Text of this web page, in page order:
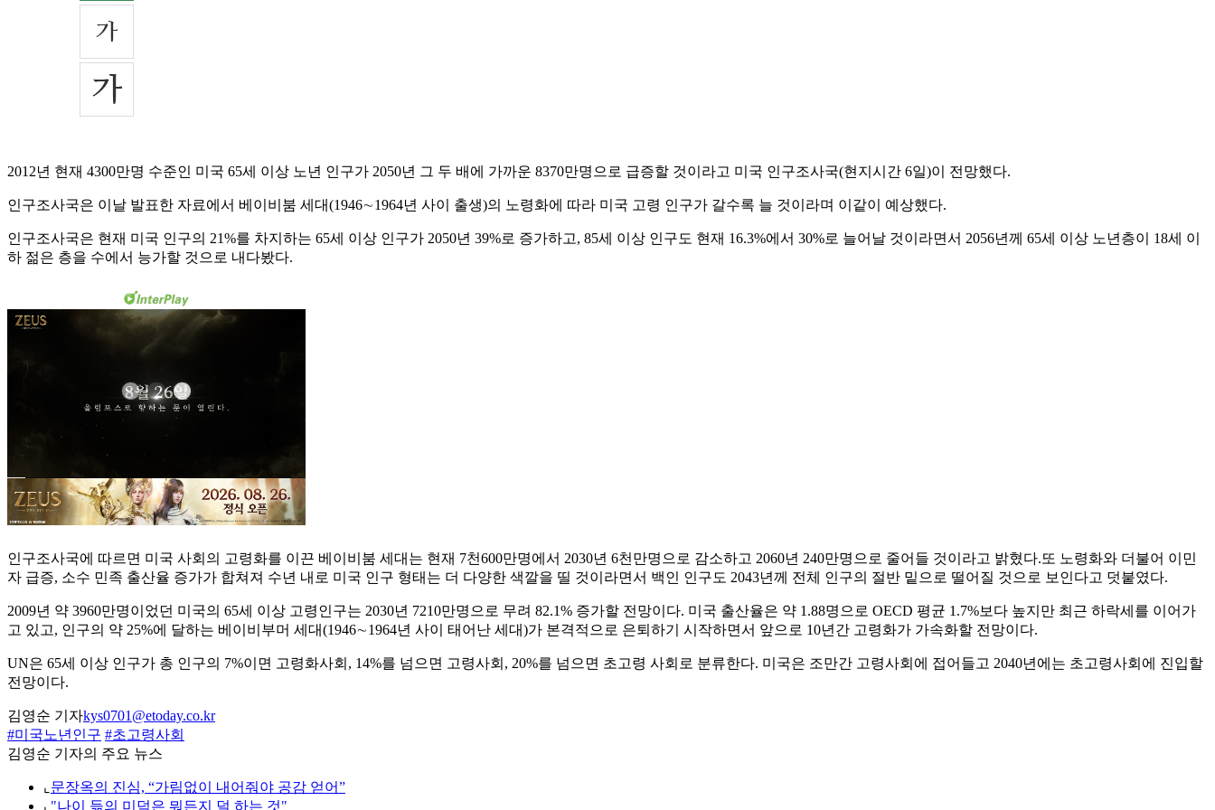
2012년 현재 4300만명 수준인 미국 65세 이상 노년 인구가 2050년 그 두 배에 가까운 8370만명으로 급증할 것이라고 미국 인구조사국(현지시간 6일)이 전망했다.
인구조사국은 이날 발표한 자료에서 베이비붐 세대(1946∼1964년 사이 출생)의 노령화에 따라 미국 고령 인구가 갈수록 늘 것이라며 이같이 예상했다.
인구조사국은 현재 미국 인구의 21%를 차지하는 65세 이상 인구가 2050년 39%로 증가하고, 85세 이상 인구도 현재 16.3%에서 30%로 늘어날 것이라면서 2056년께 65세 이상 노년층이 18세 이
하 젊은 층을 수에서 능가할 것으로 내다봤다.
인구조사국에 따르면 미국 사회의 고령화를 이끈 베이비붐 세대는 현재 7천600만명에서 2030년 6천만명으로 감소하고 2060년 240만명으로 줄어들 것이라고 밝혔다.또 노령화와 더불어 이민
자 급증, 소수 민족 출산율 증가가 합쳐져 수년 내로 미국 인구 형태는 더 다양한 색깔을 띨 것이라면서 백인 인구도 2043년께 전체 인구의 절반 밑으로 떨어질 것으로 보인다고 덧붙였다.
2009년 약 3960만명이었던 미국의 65세 이상 고령인구는 2030년 7210만명으로 무려 82.1% 증가할 전망이다. 미국 출산율은 약 1.88명으로 OECD 평균 1.7%보다 높지만 최근 하락세를 이어가
고 있고, 인구의 약 25%에 달하는 베이비부머 세대(1946∼1964년 사이 태어난 세대)가 본격적으로 은퇴하기 시작하면서 앞으로 10년간 고령화가 가속화할 전망이다.
UN은 65세 이상 인구가 총 인구의 7%이면 고령화사회, 14%를 넘으면 고령사회, 20%를 넘으면 초고령 사회로 분류한다. 미국은 조만간 고령사회에 접어들고 2040년에는 초고령사회에 진입할
전망이다.
김영순 기자kys0701@etoday.co.kr
#미국노년인구 #초고령사회
김영순 기자의 주요 뉴스
⌞ 문장옥의 진심, “가림없이 내어줘야 공감 얻어”
⌞ "나이 듦의 미덕은 뭐든지 덜 하는 것"